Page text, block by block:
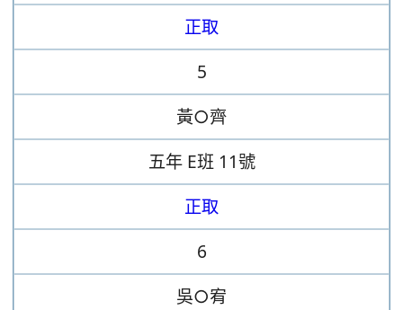
正取
5
黃○齊
五年 E班 11號
正取
6
吳○宥